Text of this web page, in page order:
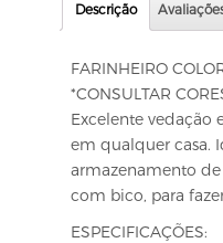
Descrição
FARINHEIRO
*CONSULTAR
Excelente vedação
em qualquer casa.
armazenamento
com bico, para
ESPECIFICAÇÕES: